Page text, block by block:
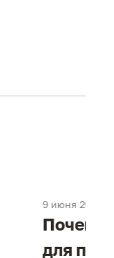
9 июня 2026
Почему
для